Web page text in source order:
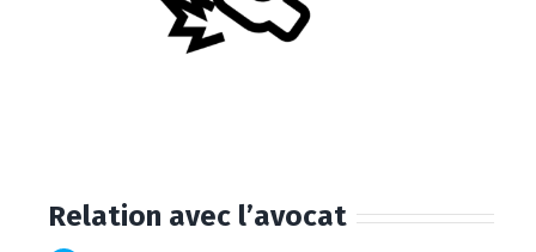
Relation avec l’avocat